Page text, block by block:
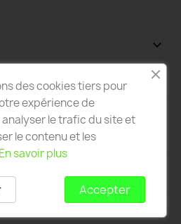


France pour Deco-
interdite
des cookies tiers pour
expérience de
le trafic du site et
le contenu et les
En savoir plus
Accepter